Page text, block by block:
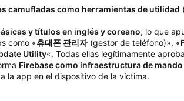
camufladas como herramientas de utilidad
y títulos en inglés y coreano, lo que
como «휴대폰 관리자(gestor de teléfono)», «
Utility«. Todas ellas legítimamente
Firebase como infraestructura de
la app en el dispositivo de la víctima.